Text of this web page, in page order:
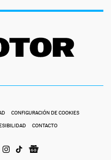
CONFIGURACIÓN DE COOKIES
CONTACTO